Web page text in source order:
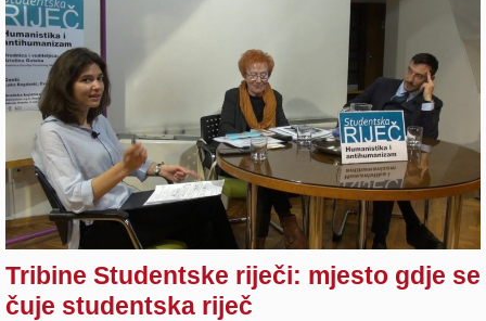
Tribine Studentske riječi: mjesto gdje se
čuje studentska riječ